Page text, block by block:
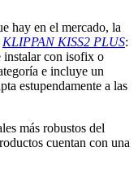
hay en el mercado, la
KLIPPAN KISS2 PLUS:
instalar con isofix o
e incluye un
estupendamente a las
más robustos del
cuentan con una